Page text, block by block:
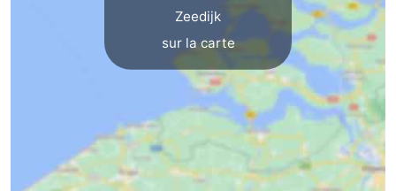
Brouwershaven
Bruinisse
Zeedijk
sur la carte